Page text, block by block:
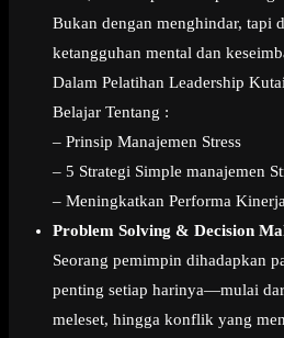
Bukan dengan menghindar, tapi
ketangguhan mental dan
Dalam Pelatihan Leadership
Belajar Tentang :
– Prinsip Manajemen Stress
– 5 Strategi Simple manajemen
– Meningkatkan Performa
Problem Solving & Decision
Seorang pemimpin dihadapkan
penting setiap harinya—mulai
meleset, hingga konflik yang